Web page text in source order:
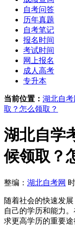
自考问答
历年真题
自考笔记
报名时间
考试时间
网上报名
成人高考
专升本
当前位置： 湖北自考
取？怎么领取？
湖北自学
候领取？
整编： 湖北自考网
随着社会的快速发
自己的学历和能力
求更高学历的重要途